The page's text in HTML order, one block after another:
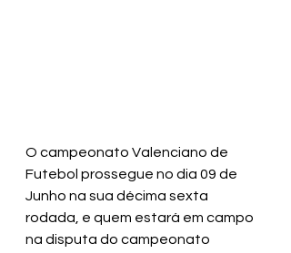
O campeonato Valenciano de
Futebol prossegue no dia 09 de
Junho na sua décima sexta
rodada, e quem estará em campo
na disputa do campeonato